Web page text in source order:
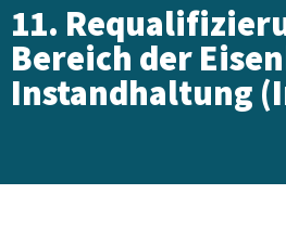
11.
Bereich der
Instandhaltung